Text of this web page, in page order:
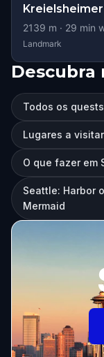
2139 m · 29 min
Landmark
Descubra
Todos os
Lugares a
O que fazer em
Seattle: Harbor
Mermaid